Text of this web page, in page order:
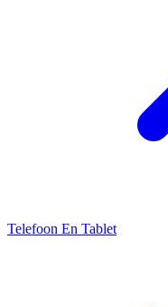
Telefoon En Tablet